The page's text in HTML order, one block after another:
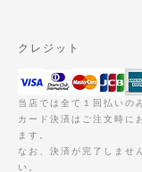
クレジット
当店では全て１回払いの
カード決済はご注文時に
ます。
なお、決済が完了しませ
い。